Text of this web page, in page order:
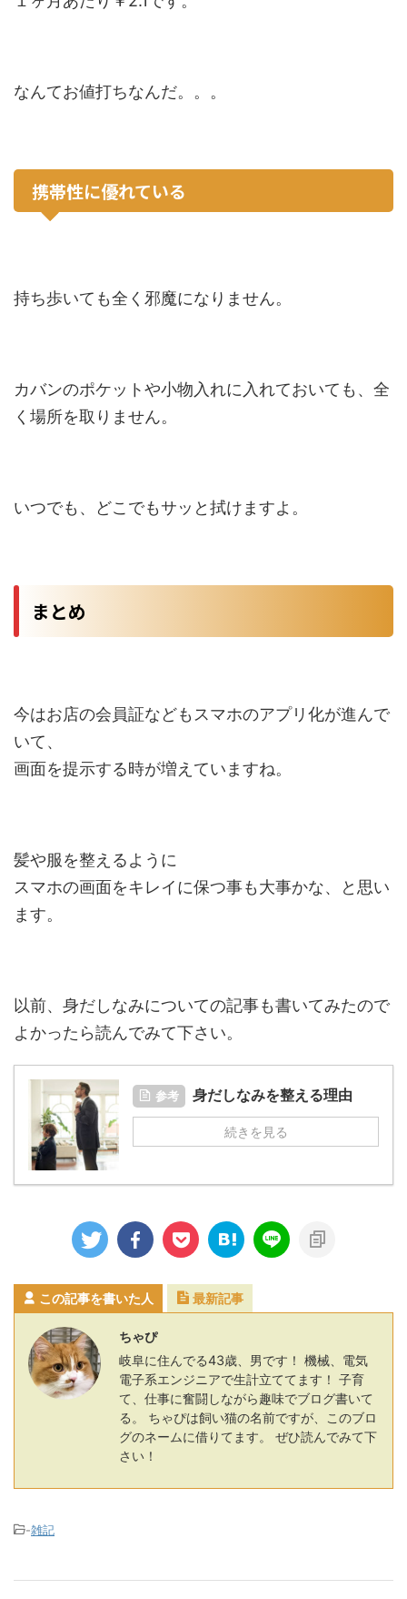
なんてお値打ちなんだ。。。
携帯性に優れている
持ち歩いても全く邪魔になりません。
カバンのポケットや小物入れに入れておいても、全
く場所を取りません。
いつでも、どこでもサッと拭けますよ。
まとめ
今はお店の会員証などもスマホのアプリ化が進んで
いて、
画面を提示する時が増えていますね。
髪や服を整えるように
スマホの画面をキレイに保つ事も大事かな、と思い
ます。
以前、身だしなみについての記事も書いてみたので
よかったら読んでみて下さい。
参考 身だしなみを整える理由
続きを見る
この記事を書いた人 最新記事
ちゃぴ
岐阜に住んでる43歳、男です！ 機械、電気
電子系エンジニアで生計立ててます！ 子育
て、仕事に奮闘しながら趣味でブログ書いて
る。 ちゃぴは飼い猫の名前ですが、このブロ
グのネームに借りてます。 ぜひ読んでみて下
さい！
-雑記